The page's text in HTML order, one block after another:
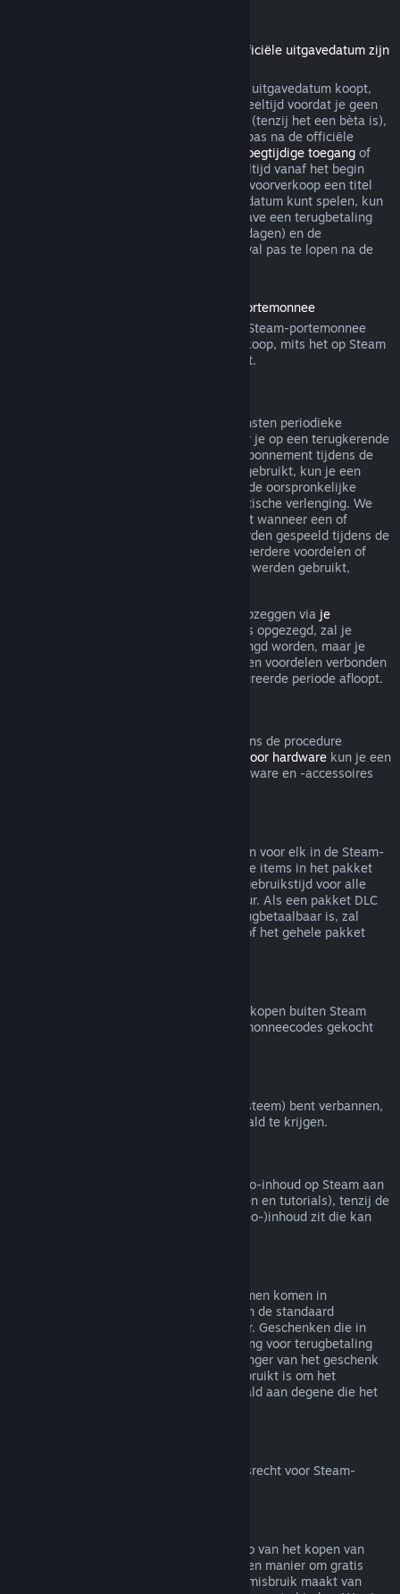
Terugbetalingen voor titels die vóór de officiële uitgavedatum zijn
Als je een titel op Steam vóór de officiële uitgavedatum koopt,
geldt de limiet van maximaal twee uur speeltijd voordat je geen
recht meer hebt op een terugbetaling wel (tenzij het een bèta is),
maar de bedenktijd van 14 dagen begint pas na de officiële
Vroegtijdige toegangof
koopt, telt alle speeltijd vanaf het begin
mee voor de limiet van 2 uur. Als je in de voorverkoop een titel
koopt die je niet voor de officiële uitgavedatum kunt spelen, kun
je op ieder gewenst moment voor de uitgave een terugbetaling
aanvragen. De standaard bedenktijd (14 dagen) en de
speeltijdlimiet (2 uur) beginnen in dat geval pas te lopen na de
Terugbetalingen van saldo in de Steam-portemonnee
Je kunt een terugbetaling van saldo in je Steam-portemonnee
aanvragen binnen veertien dagen na aankoop, mits het op Steam
is gekocht en je er niets van hebt gebruikt.
Steam biedt voor sommige inhoud en diensten periodieke
toegang (bijv. maandelijks, jaarlijks) waar je op een terugkerende
basis voor betaalt. Als een terugkerend abonnement tijdens de
huidige gefactureerde periode niet werd gebruikt, kun je een
terugbetaling aanvragen binnen 48 u. na de oorspronkelijke
aankoop, of binnen 48 u. na elke automatische verlenging. We
beschouwen een abonnement als gebruikt wanneer een of
meerdere spellen uit het abonnement werden gespeeld tijdens de
gefactureerde periode, of als er een of meerdere voordelen of
kortingen inbegrepen bij het abonnement werden gebruikt,
Je kunt een lopend abonnement steeds opzeggen via je
. Zodra je abonnement is opgezegd, zal je
abonnement niet meer automatisch verlengd worden, maar je
blijft wel toegang hebben tot alle inhoud en voordelen verbonden
aan je abonnement tot de huidige gefactureerde periode afloopt.
Binnen de relevante tijdsperiode en volgens de procedure
Terugbetalingsbeleid voor hardwarekun je een
terugbetaling aanvragen voor Steam-hardware en -accessoires
Je kunt een volledige terugbetaling krijgen voor elk in de Steam-
winkel gekocht pakket zolang geen van de items in het pakket
zijn overgedragen en de gecombineerde gebruikstijd voor alle
items in het pakket minder is dan twee uur. Als een pakket DLC
of een item in een spel bevat dat niet terugbetaalbaar is, zal
Steam je tijdens het afrekenen vertellen of het gehele pakket
Valve doet geen terugbetalingen voor aankopen buiten Steam
(bijvoorbeeld cd-sleutels of Steam-portemonneecodes gekocht
Als je door VAC (het Valve Anti-Cheat-systeem) bent verbannen,
verlies je het recht om dat spel terugbetaald te krijgen.
We bieden geen terugbetalingen van video-inhoud op Steam aan
(bijv. films, korte films, series, afleveringen en tutorials), tenzij de
video in een bundel met andere (niet-video-)inhoud zit die kan
Geschenken die niet in gebruik zijn genomen komen in
aanmerking voor een terugbetaling binnen de standaard
terugbetalingsperiode van 14 dagen/2 uur. Geschenken die in
gebruik zijn genomen komen in aanmerking voor terugbetaling
onder dezelfde voorwaarden als de ontvanger van het geschenk
de terugbetaling aanvraagt. Saldo dat gebruikt is om het
geschenk te kopen zal worden terugbetaald aan degene die het
Voor meer uitleg over hoe het herroepingsrecht voor Steam-
Terugbetalingen zijn bedoeld om het risico van het kopen van
titels op Steam weg te nemen - niet als een manier om gratis
spellen te krijgen. Als het ons lijkt dat je misbruik maakt van